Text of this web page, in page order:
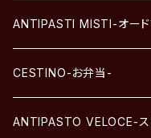
ANTIPASTI MISTI-オード
CESTINO-お弁当-
ANTIPASTO VELOCE-ス